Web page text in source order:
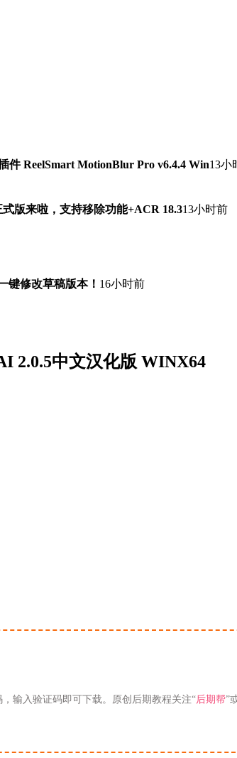
件 ReelSmart MotionBlur Pro v6.4.4 Win13小
式版来啦，支持移除功能+ACR 18.313小时前
键修改草稿版本！ 16小时前
2.0.5中文汉化版 WINX64
输入验证码即可下载。原创后期教程关注“后期帮”